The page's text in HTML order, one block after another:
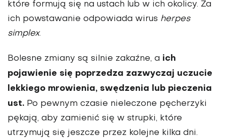
które formują się na ustach lub w ich okolicy. Za
ich powstawanie odpowiada wirus herpes
simplex.
Bolesne zmiany są silnie zakaźne, a ich
pojawienie się poprzedza zazwyczaj uczucie
lekkiego mrowienia, swędzenia lub pieczenia
ust. Po pewnym czasie nieleczone pęcherzyki
pękają, aby zamienić się w strupki, które
utrzymują się jeszcze przez kolejne kilka dni.